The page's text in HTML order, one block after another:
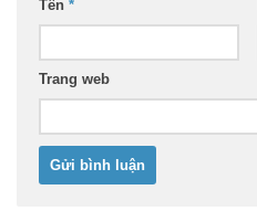
Tên *
Trang web